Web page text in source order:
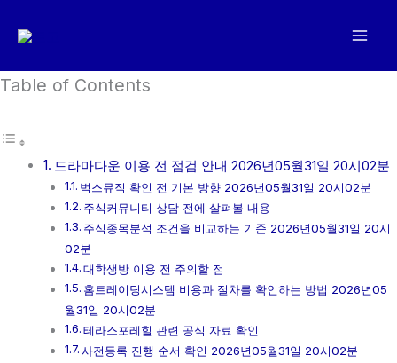
로
너
Table of Contents
드라마다운 이용 전 점검 안내 2026년05월31일 20시02분
벅스뮤직 확인 전 기본 방향 2026년05월31일 20시02분
주식커뮤니티 상담 전에 살펴볼 내용
주식종목분석 조건을 비교하는 기준 2026년05월31일 20시
02분
대학생방 이용 전 주의할 점
홈트레이딩시스템 비용과 절차를 확인하는 방법 2026년05
월31일 20시02분
테라스포레힐 관련 공식 자료 확인
사전등록 진행 순서 확인 2026년05월31일 20시02분